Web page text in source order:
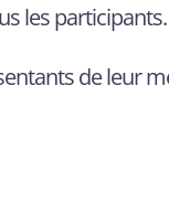
les participants.
de leur